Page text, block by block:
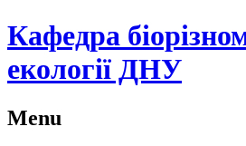
Кафедра
екології ДНУ
Menu